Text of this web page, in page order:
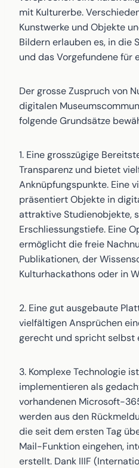
mit Kulturerbe.
Kunstwerke und Objekte
Bildern erlauben es, in die
und das Vorgefundene für
Der grosse Zuspruch von
digitalen
folgende Grundsätze
1. Eine grosszügige
Transparenz und bietet
Anknüpfungspunkte. Eine
präsentiert Objekte in
attraktive Studienobjekte,
Erschliessungstiefe. Eine
ermöglicht die freie
Publikationen, der
Kulturhackathons oder in
2. Eine gut ausgebaute
vielfältigen Ansprüchen
gerecht und spricht selbst
3. Komplexe Technologie
implementieren als
vorhandenen Microsoft-
werden aus den
die seit dem ersten Tag
Mail-Funktion eingehen,
erstellt. Dank IIIF